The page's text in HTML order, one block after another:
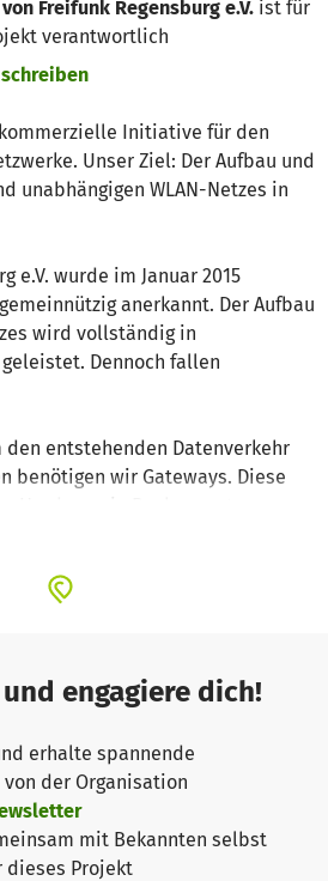
Freifunk Regensburg e.V. ist für
verantwortlich
Initiative für den
Unser Ziel: Der Aufbau und
unabhängigen WLAN-Netzes in
e.V. wurde im Januar 2015
anerkannt. Der Aufbau
wird vollständig in
Dennoch fallen
den entstehenden Datenverkehr
benötigen wir Gateways. Diese
nicht nur per Tunnel sondern
kosteneffektiver Hardware
Verbreitung von Freifunk weiter
wir mittelfristig verschiedene
Nachbarschaftsflyer, Gastroflyer,
ein allgemeines Handout.
engagiere dich!
erhalte spannende
der Organisation
mit Bekannten selbst
dieses Projekt